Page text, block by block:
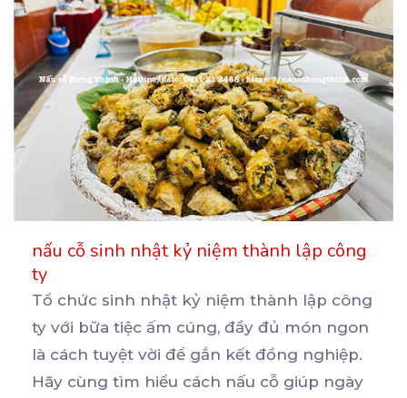
nấu cỗ sinh nhật kỷ niệm thành lập công
ty
Tổ chức sinh nhật kỷ niệm thành lập công
ty với bữa tiệc ấm cúng, đầy đủ món ngon
là cách tuyệt vời để gắn kết đồng nghiệp.
Hãy cùng tìm hiểu cách nấu cỗ giúp ngày